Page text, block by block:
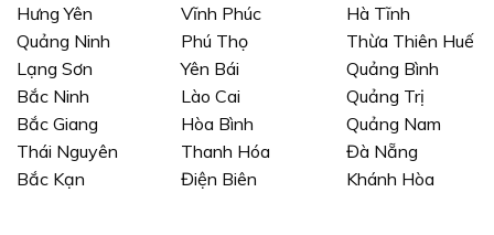
Hưng Yên
Quảng Ninh
Lạng Sơn
Bắc Ninh
Bắc Giang
Thái Nguyên
Bắc Kạn
Vĩnh Phúc
Phú Thọ
Yên Bái
Lào Cai
Hòa Bình
Thanh Hóa
Điện Biên
Hà Tĩnh
Thừa Thiên Huế
Quảng Bình
Quảng Trị
Quảng Nam
Đà Nẵng
Khánh Hòa